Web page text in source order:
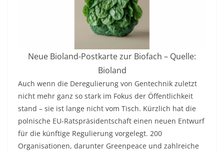
Neue Bioland-Postkarte zur Biofach – Quelle:
Bioland
Auch wenn die Deregulierung von Gentechnik zuletzt
nicht mehr ganz so stark im Fokus der Öffentlichkeit
stand – sie ist lange nicht vom Tisch. Kürzlich hat die
polnische EU-Ratspräsidentschaft einen neuen Entwurf
für die künftige Regulierung vorgelegt. 200
Organisationen, darunter Greenpeace und zahlreiche